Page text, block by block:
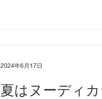
夏はヌーディ
2024年6月17日